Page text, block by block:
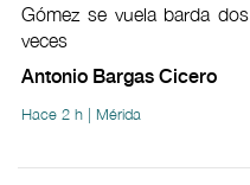
Gómez se vuela barda dos
veces
Antonio Bargas Cicero
Hace 2 h | Mérida